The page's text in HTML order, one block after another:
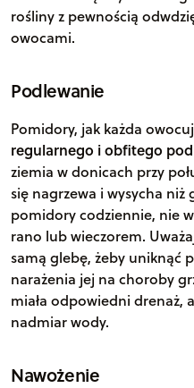
rośliny z pewnością
owocami.
Podlewanie
Pomidory, jak każda
regularnego i obfitego
ziemia w donicach przy
się nagrzewa i wysycha
pomidory codziennie, nie
rano lub wieczorem.
samą glebę, żeby uniknąć
narażenia jej na choroby
miała odpowiedni drenaż,
nadmiar wody.
Nawożenie